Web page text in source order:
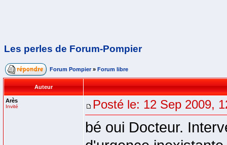
Les perles de Forum-Pompier
Forum Pompier » Forum libre
Auteur
Arès
Invité Posté le: 12 Sep 2009,
bé oui Docteur.